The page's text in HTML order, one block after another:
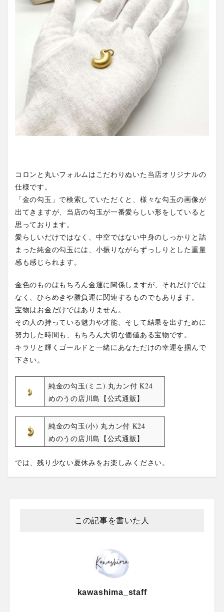
コロンと丸いフォルムはこだわりぬいた当店オリジナルの
仕様です。
「金の勾玉」で検索していただくと、様々な勾玉の画像が
出てきますが、当店の勾玉が一番愛らしい形をしていると
思っております。
愛らしいだけではなく、中空ではない中身のしっかりと詰
まった純金の勾玉には、小振りながらずっしりとした重量
感も感じられます。
金色のものはもちろん金運に関係しますが、それだけでは
なく、ひらめきや勝負運に関連するものでもあります。
宝物はお金だけではありません。
その人の持っている魅力や才能、そして結果を出すために
努力した時間も、もちろん大切な価値ある宝物です。
キラリと輝くゴールドと一緒にあなただけの幸運を掴んで
下さい。
純金の勾玉(ミニ) 丸カン付 K24
めのうの店川島【公式通販】
純金の勾玉(小) 丸カン付 K24
めのうの店川島【公式通販】
では、残り少ない夏休みをお楽しみください。
この記事を書いた人
kawashima_staff